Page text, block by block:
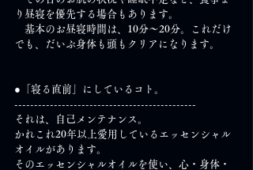
り昼寝を優先する場合もあります。
基本のお昼寝時間は、10分～20分。これだけ
でも、だいぶ身体も頭もクリアになります。
●「寝る直前」にしているコト。
----------------------------------------------
それは、自己メンテナンス。
かれこれ20年以上愛用しているエッセンシャル
オイルがあります。
そのエッセンシャルオイルを使い、心・身体・